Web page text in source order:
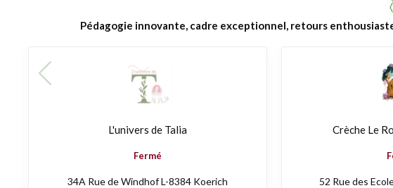
Pédagogie innovante, cadre exceptionnel, retours
L'univers de Talia
Fermé
34A Rue de Windhof L-8384 Koerich
Crèche Le
52 Rue des